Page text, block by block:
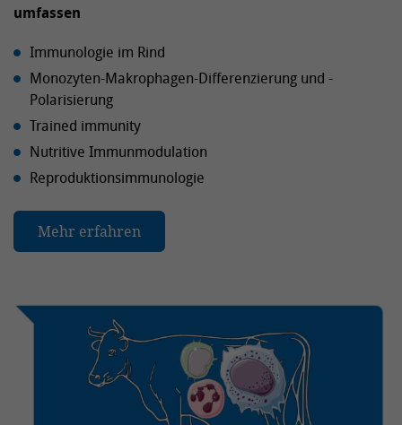
umfassen
Immunologie im Rind
Monozyten-Makrophagen-Differenzierung und -
Polarisierung
Trained immunity
Nutritive Immunmodulation
Reproduktionsimmunologie
Mehr erfahren